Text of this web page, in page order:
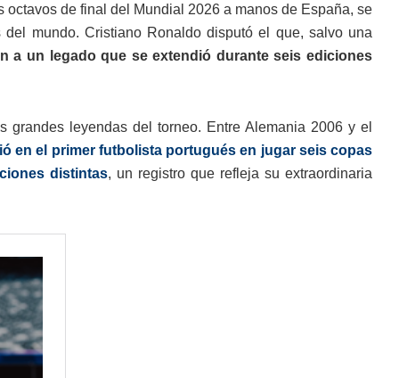
de final del Mundial 2026 a manos de España, se
mundo. Cristiano Ronaldo disputó el que, salvo una
a un legado que se extendió durante seis ediciones
leyendas del torneo. Entre Alemania 2006 y el
en el primer futbolista portugués en jugar seis copas
distintas, un registro que refleja su extraordinaria